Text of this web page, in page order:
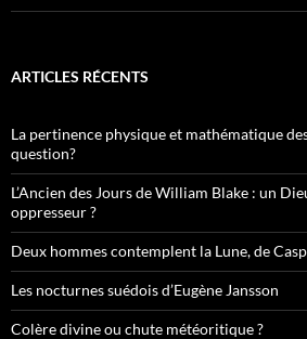
ARTICLES RÉCENTS
La pertinence physique et mathématique
question?
L’Ancien des Jours de William Blake : un
oppresseur ?
Deux hommes contemplent la Lune, de
Les nocturnes suédois d’Eugène Jansson
Colère divine ou chute météoritique ?